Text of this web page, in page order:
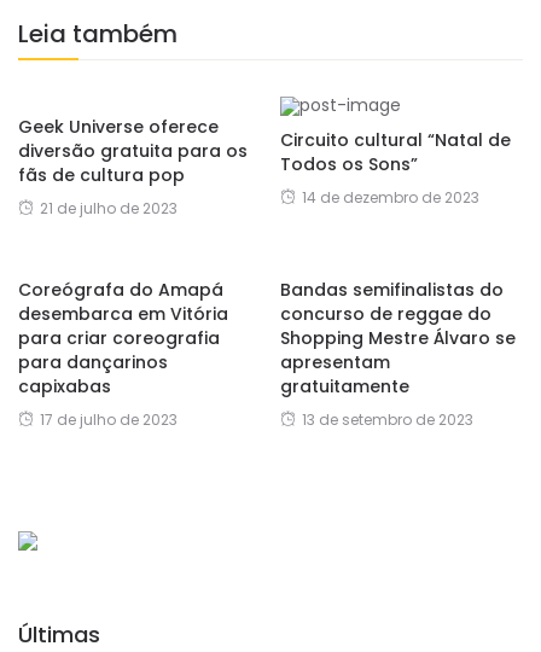
Leia também
Geek Universe oferece
diversão gratuita para os
fãs de cultura pop
21 de julho de 2023
Circuito cultural “Natal de
Todos os Sons”
14 de dezembro de 2023
Coreógrafa do Amapá
desembarca em Vitória
para criar coreografia
para dançarinos
capixabas
17 de julho de 2023
Bandas semifinalistas do
concurso de reggae do
Shopping Mestre Álvaro se
apresentam
gratuitamente
13 de setembro de 2023
Últimas